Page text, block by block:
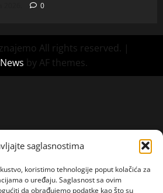
saglasnostima
koristimo tehnologije poput kolačića za
o uređaju. Saglasnost sa ovim
da obrađujemo podatke kao što su
0
All rights reserved. |
by AF themes.